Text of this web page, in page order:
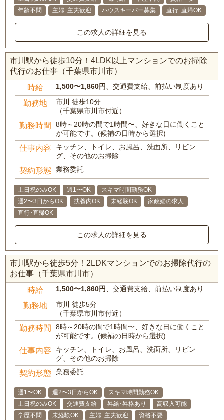
年齢不問
主婦･主夫歓迎 ハウスキーパー募集 直行･直帰OK
この求人の詳細を見る
市川駅から徒歩10分！4LDK以上マンションでのお掃除
代行のお仕事（千葉県市川市）
時給 1,500〜1,860円 、交通費支給、前払い制度あり
勤務地
市川 徒歩10分
（千葉県市川市付近）
勤務時間
8時～20時の間で1時間〜、好きな日に働くこと
が可能です。(候補の日時から選択)
仕事内容
キッチン、トイレ、お風呂、洗面所、リビン
グ、その他のお掃除
契約形態 業務委託
土日祝のみOK 週1〜OK
スキマ時間勤務OK
週2〜3日からOK
扶養内OK 未経験OK
家政婦の求人
直行･直帰OK
この求人の詳細を見る
市川駅から徒歩5分！2LDKマンションでのお掃除代行の
お仕事（千葉県市川市）
時給 1,500〜1,860円 、交通費支給、前払い制度あり
勤務地
市川 徒歩5分
（千葉県市川市付近）
勤務時間
8時～20時の間で1時間〜、好きな日に働くこと
が可能です。(候補の日時から選択)
仕事内容
キッチン、トイレ、お風呂、洗面所、リビン
グ、その他のお掃除
契約形態 業務委託
週1〜OK 週2〜3日からOK
スキマ時間勤務OK
土日祝のみOK
交通費支給 昇給･昇格あり
高収入可能
学歴不問
未経験OK 主婦･主夫歓迎
資格不要